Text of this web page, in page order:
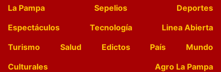
La Pampa Sepelios
Deportes
Espectáculos
Tecnología
Linea Abierta
Turismo
Salud Edictos País
Mundo
Culturales
Agro La Pampa